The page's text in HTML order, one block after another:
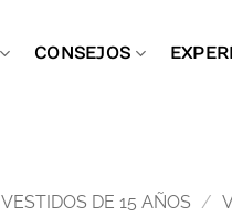
CONSEJOS
VESTIDOS DE 15 AÑOS /